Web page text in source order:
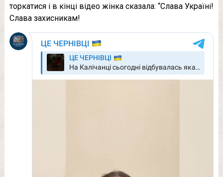
торкатися і в кінці відео жінка сказала: “Слава Україні!
Слава захисникам!